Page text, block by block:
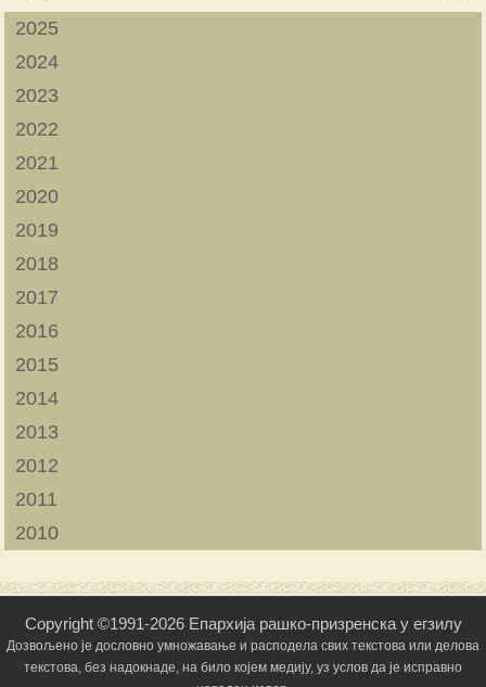
2025
2024
2023
2022
2021
2020
2019
2018
2017
2016
2015
2014
2013
2012
2011
2010
Copyright ©1991-2026 Епархија рашко-призренска у егзилу
Дозвољено је дословно умножавање и расподела свих текстова или делова
текстова, без надокнаде, на било којем медију, уз услов да је исправно